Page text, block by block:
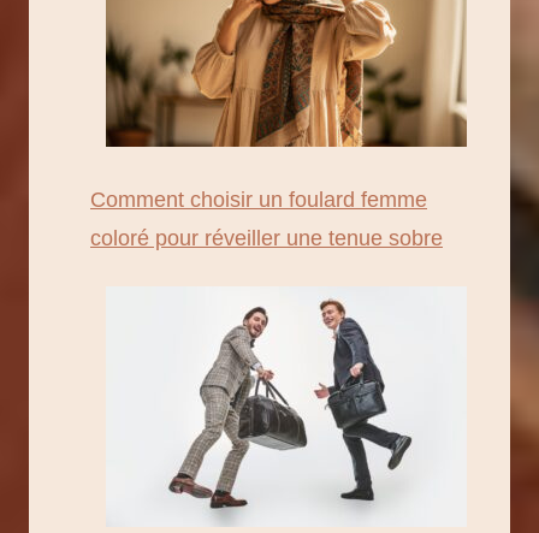
Comment choisir un foulard femme
coloré pour réveiller une tenue sobre